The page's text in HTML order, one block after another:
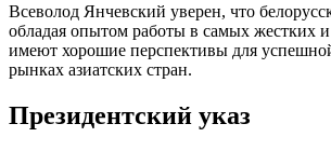
Всеволод Янчевский уверен, что
обладая опытом работы в самых жестких
имеют хорошие перспективы для
рынках азиатских стран.
Президентский указ